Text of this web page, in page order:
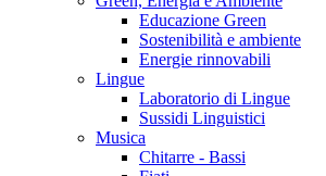
Educazione Green
Sostenibilità e ambiente
Energie rinnovabili
Lingue
Laboratorio di Lingue
Sussidi Linguistici
Musica
Chitarre - Bassi